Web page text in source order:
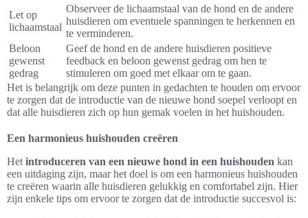
Let op
lichaamstaal
Observeer de lichaamstaal van de hond en de andere
huisdieren om eventuele spanningen te herkennen en
te verminderen.
Beloon
gewenst
gedrag
Geef de hond en de andere huisdieren positieve
feedback en beloon gewenst gedrag om hen te
stimuleren om goed met elkaar om te gaan.
Het is belangrijk om deze punten in gedachten te houden om ervoor
te zorgen dat de introductie van de nieuwe hond soepel verloopt en
dat alle huisdieren zich op hun gemak voelen in het huishouden.
Een harmonieus huishouden creëren
Het introduceren van een nieuwe hond in een huishouden kan
een uitdaging zijn, maar het doel is om een harmonieus huishouden
te creëren waarin alle huisdieren gelukkig en comfortabel zijn. Hier
zijn enkele tips om ervoor te zorgen dat de introductie succesvol is: